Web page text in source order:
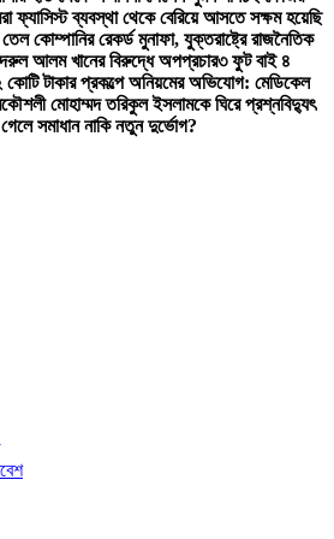
ফ্যাসিস্ট ব্যবস্থা থেকে বেরিয়ে আসতে সক্ষম হয়েছি
কোম্পানির রেকর্ড মুনাফা, যুক্তরাষ্ট্রে রাজনৈতিক
আলম খানের বিরুদ্ধে অপপ্রচার৩ ফুট বাই ৪
টাকার প্রকল্পে অনিয়মের অভিযোগ: মেডিকেল
মোহাম্মদ তরিকুল ইসলামকে ঘিরে প্রশ্নবিদ্যুৎ
গেলে সমাধান নাকি নতুন দুর্ভোগ?